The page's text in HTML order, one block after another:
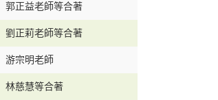
郭正益老師等合著
劉正莉老師等合著
游宗明老師
林慈慧等合著